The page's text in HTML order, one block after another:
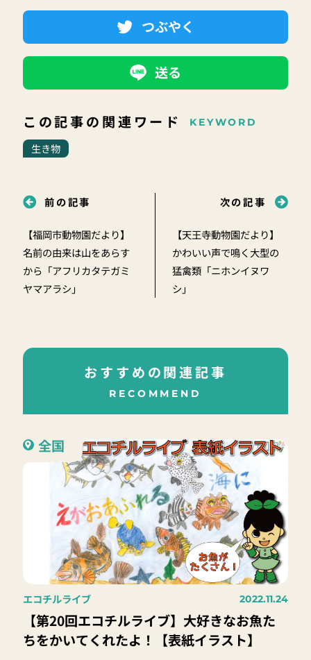
つぶやく
送る
この記事の関連ワード KEYWORD
生き物
前の記事
【福岡市動物園だより】
名前の由来は山をあらす
から「アフリカタテガミ
ヤマアラシ」
次の記事
【天王寺動物園だより】
かわいい声で鳴く大型の
猛禽類「ニホンイヌワ
シ」
おすすめの関連記事
RECOMMEND
全国
エコチルライブ 2022.11.24
【第20回エコチルライブ】大好きなお魚た
ちをかいてくれたよ！【表紙イラスト】